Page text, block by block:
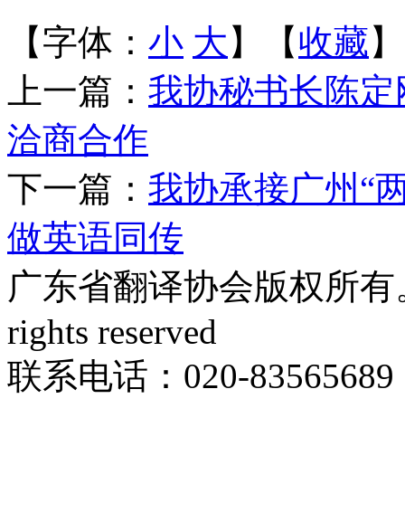
【字体： 小 大 】【收藏
上一篇： 我协秘书长陈
洽商合作
下一篇： 我协承接广州“
做英语同传
广东省翻译协会版权所
rights reserved
联系电话：020-